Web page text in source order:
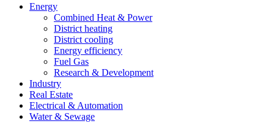
Energy
Combined Heat & Power
District heating
District cooling
Energy efficiency
Fuel Gas
Research & Development
Industry
Real Estate
Electrical & Automation
Water & Sewage